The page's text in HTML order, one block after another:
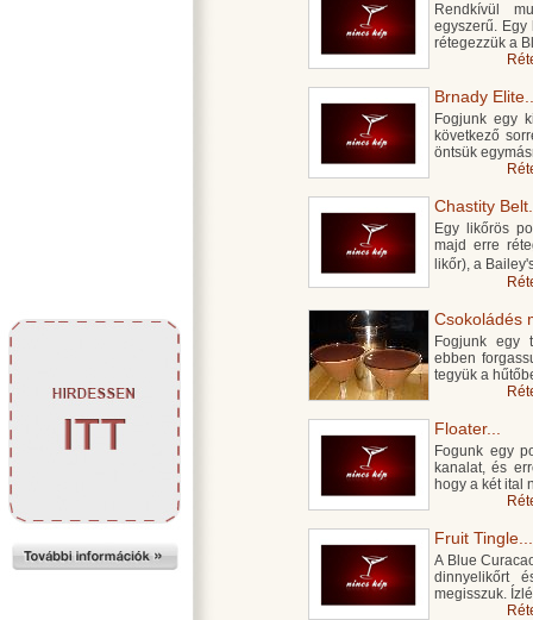
Rendkívül
egyszerű. Egy
rétegezzük a
Brnady
Fogjunk egy
következő
öntsük
Chastity
Egy likőrös
majd erre
likőr), a
Csokoládés
Fogjunk egy
ebben
tegyük a
Floater...
Fogunk egy
kanalat, és
hogy a két ital
Fruit Tingle...
A Blue
dinnyelikőrt
megisszuk.